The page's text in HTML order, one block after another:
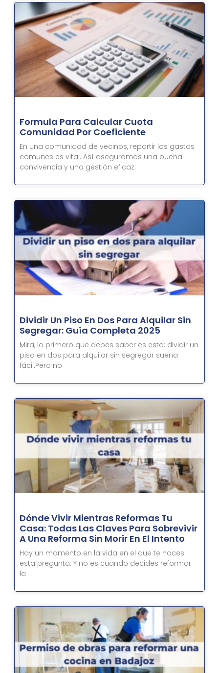
Formula Para Calcular Cuota
Comunidad Por Coeficiente
En una comunidad de vecinos, repartir los gastos
comunes es vital. Así aseguramos una buena
convivencia y una gestión eficaz.
Dividir Un Piso En Dos Para Alquilar Sin
Segregar: Guía Completa 2025
Mira, lo primero que debes saber es esto: dividir un
piso en dos para alquilar sin segregar suena
fácil.Pero no
Dónde Vivir Mientras Reformas Tu
Casa: Todas Las Claves Para Sobrevivir
A Una Reforma Sin Morir En El Intento
Hay un momento en la vida en el que te haces
esta pregunta. Y no es cuando decides reformar
la